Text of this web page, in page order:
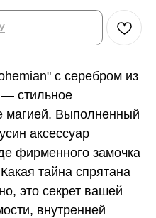
с серебром из
— стильное
магией. Выполненный
аксессуар
фирменного замочка
тайна спрятана
это секрет вашей
внутренней